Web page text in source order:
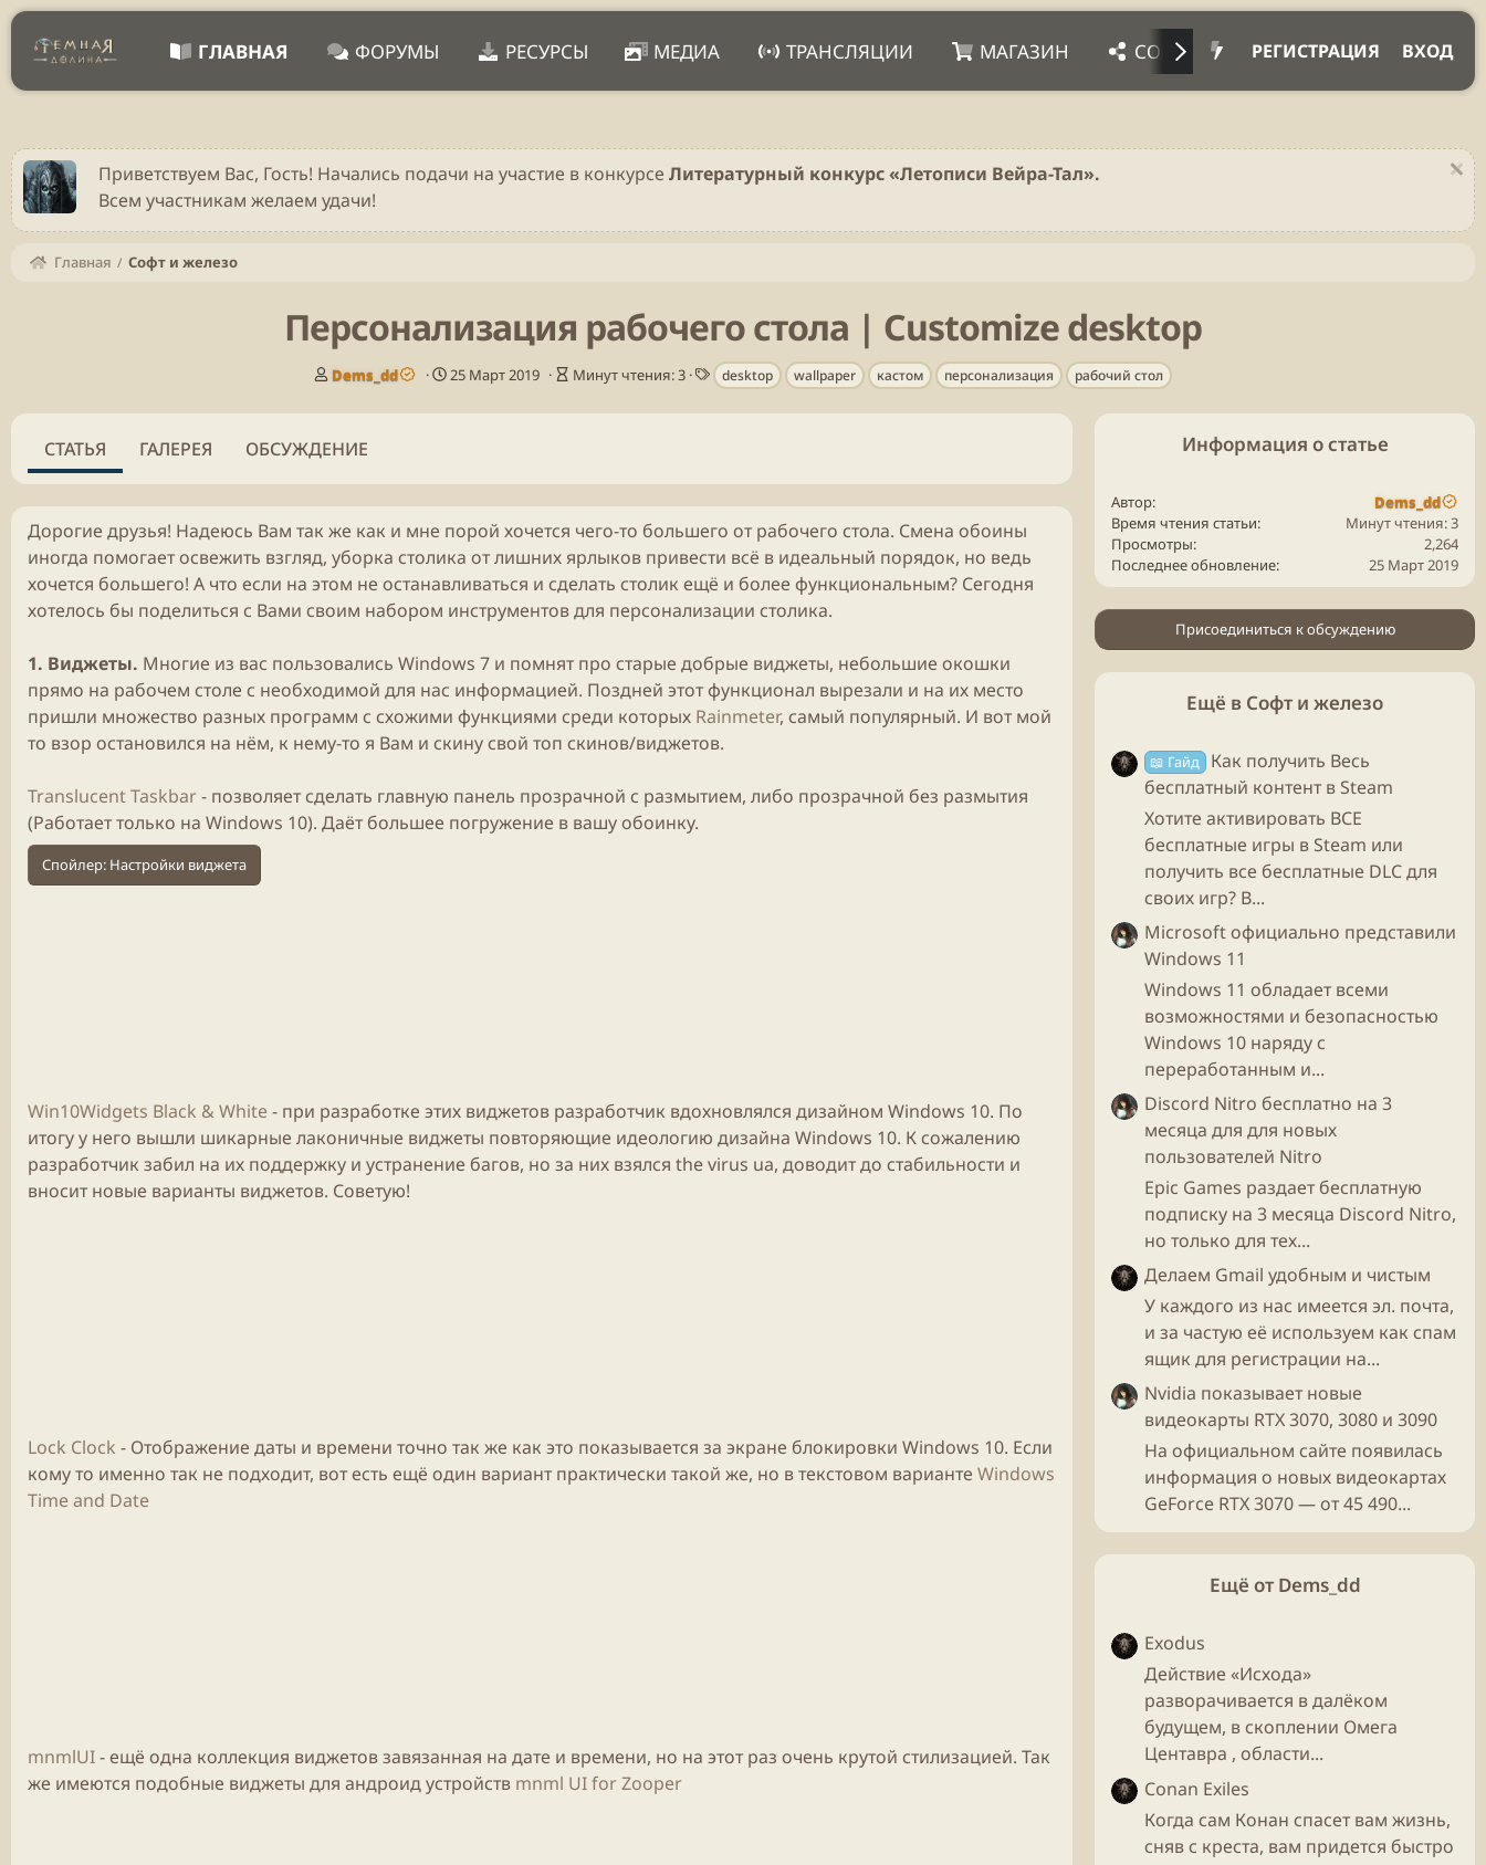
ГЛАВНАЯ ФОРУМЫ РЕСУРСЫ МЕДИА ТРАНСЛЯЦИИ МАГАЗИН СОЦ. СЕТИ ПРОЧЕЕ ВХОД
РЕГИСТРАЦИЯ
Приветствуем Вас, Гость! Начались подачи на участие в конкурсе Литературный конкурс «Летописи Вейра-Тал».
Всем участникам желаем удачи!
Главная Софт и железо
Персонализация рабочего стола | Сustomize desktop
А
т
р
Dems_dd
Д
т
и
к
а
и
25 Март 2019
В
е
н
и
я
т
т
ь
Минут чтения: 3
Т
е
г
desktop wallpaper кастом персонализация рабочий стол
СТАТЬЯ ГАЛЕРЕЯ ОБСУЖДЕНИЕ
Дорогие друзья! Надеюсь Вам так же как и мне порой хочется чего-то большего от рабочего стола. Смена обоины
иногда помогает освежить взгляд, уборка столика от лишних ярлыков привести всё в идеальный порядок, но ведь
хочется большего! А что если на этом не останавливаться и сделать столик ещё и более функциональным? Сегодня
хотелось бы поделиться с Вами своим набором инструментов для персонализации столика.
1. Виджеты. Многие из вас пользовались Windows 7 и помнят про старые добрые виджеты, небольшие окошки
прямо на рабочем столе с необходимой для нас информацией. Поздней этот функционал вырезали и на их место
пришли множество разных программ с схожими функциями среди которых Rainmeter, самый популярный. И вот мой
то взор остановился на нём, к нему-то я Вам и скину свой топ скинов/виджетов.
Translucent Taskbar- позволяет сделать главную панель прозрачной с размытием, либо прозрачной без размытия
(Работает только на Windows 10). Даёт большее погружение в вашу обоинку.
Спойлер: Настройки виджета
Win10Widgets Black & White- при разработке этих виджетов разработчик вдохновлялся дизайном Windows 10. По
итогу у него вышли шикарные лаконичные виджеты повторяющие идеологию дизайна Windows 10. К сожалению
разработчик забил на их поддержку и устранение багов, но за них взялся the virus ua, доводит до стабильности и
вносит новые варианты виджетов. Советую!
Lock Clock - Отображение даты и времени точно так же как это показывается за экране блокировки Windows 10. Если
кому то именно так не подходит, вот есть ещё один вариант практически такой же, но в текстовом варианте Windows
Time and Date
mnmlUI- ещё одна коллекция виджетов завязанная на дате и времени, но на этот раз очень крутой стилизацией. Так
же имеются подобные виджеты для андроид устройств mnml UI for Zooper
Информация о статье
Автор
Dems_dd
Время чтения статьи
Минут чтения: 3
Просмотры
2,264
Последнее обновление
25 Март 2019
Присоединиться к обсуждению
Ещё в Софт и железо
📖 Гайд
Как получить Весь
бесплатный контент в Steam
Хотите активировать ВСЕ
бесплатные игры в Steam или
получить все бесплатные DLC для
своих игр? В...
Microsoft официально представили
Windows 11
Windows 11 обладает всеми
возможностями и безопасностью
Windows 10 наряду с
переработанным и...
Discord Nitro бесплатно на 3
месяца для для новых
пользователей Nitro
Epic Games раздает бесплатную
подписку на 3 месяца Discord Nitro,
но только для тех...
Делаем Gmail удобным и чистым
У каждого из нас имеется эл. почта,
и за частую её используем как спам
ящик для регистрации на...
Nvidia показывает новые
видеокарты RTX 3070, 3080 и 3090
На официальном сайте появилась
информация о новых видеокартах
GeForce RTX 3070 — от 45 490...
Ещё от Dems_dd
Exodus
Действие «Исхода»
разворачивается в далёком
будущем, в скоплении Омега
Центавра , области...
Conan Exiles
Когда сам Конан спасет вам жизнь,
сняв с креста, вам придется быстро